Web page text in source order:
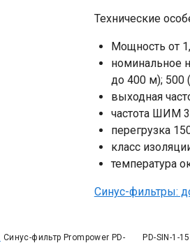
Технические
Мощность от
номинальное
до 400 м); 500
выходная
частота ШИМ
перегрузка
класс
температура
Синус-фильтры:
Синус-фильтр Prompower PD-
PD-SIN-1-